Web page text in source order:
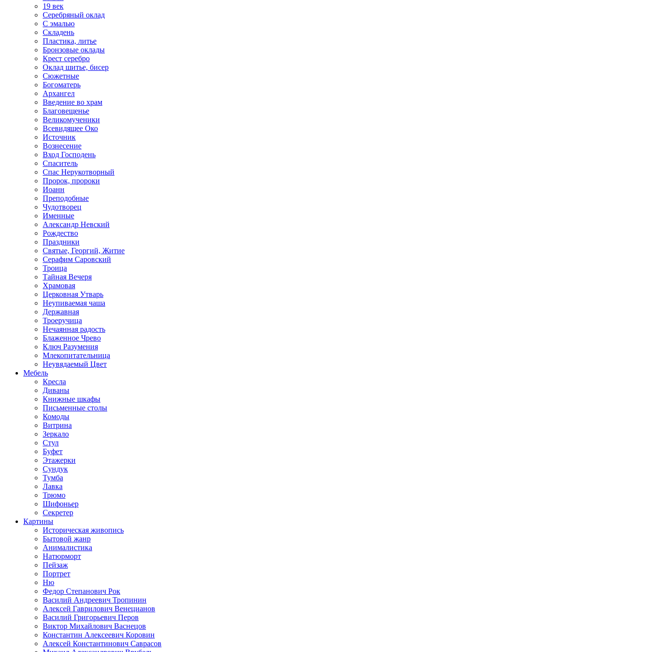
19 век
Серебряный оклад
С эмалью
Складень
Пластика, литье
Бронзовые оклады
Крест серебро
Оклад шитье, бисер
Сюжетные
Богоматерь
Архангел
Введение во храм
Благовещенье
Великомученики
Всевидящее Око
Источник
Вознесение
Вход Господень
Спаситель
Спас Нерукотворный
Пророк, пророки
Иоанн
Преподобные
Чудотворец
Именные
Александр Невский
Рождество
Праздники
Святые, Георгий, Житие
Серафим Саровский
Троица
Тайная Вечеря
Храмовая
Церковная Утварь
Неупиваемая чаша
Державная
Троеручица
Нечаянная радость
Блаженное Чрево
Ключ Разумения
Млекопитательница
Неувядаемый Цвет
Мебель
Кресла
Диваны
Книжные шкафы
Письменные столы
Комоды
Витрина
Зеркало
Стул
Буфет
Этажерки
Сундук
Тумба
Лавка
Трюмо
Шифоньер
Секретер
Картины
Историческая живопись
Бытовой жанр
Анималистика
Натюрморт
Пейзаж
Портрет
Ню
Федор Степанович Рок
Василий Андреевич Тропинин
Алексей Гаврилович Венецианов
Василий Григорьевич Перов
Виктор Михайлович Васнецов
Константин Алексеевич Коровин
Алексей Константинович Саврасов